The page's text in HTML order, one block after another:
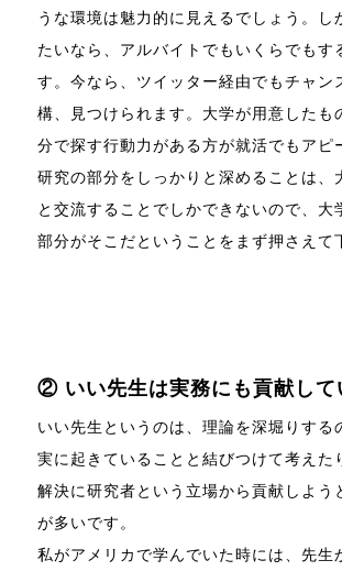
うな環境は魅力的に見えるでしょう。し
たいなら、アルバイトでもいくらでもす
す。今なら、ツイッター経由でもチャン
構、見つけられます。大学が用意したも
分で探す行動力がある方が就活でもアピ
研究の部分をしっかりと深めることは、
と交流することでしかできないので、大
部分がそこだということをまず押さえて
② いい先生は実務にも貢献して
いい先生というのは、理論を深堀りする
実に起きていることと結びつけて考えた
解決に研究者という立場から貢献しよう
が多いです。
私がアメリカで学んでいた時には、先生